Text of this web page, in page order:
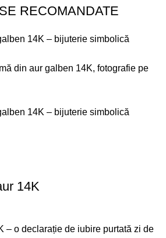
RECOMANDATE
14K
– o declarație de iubire purtată zi de